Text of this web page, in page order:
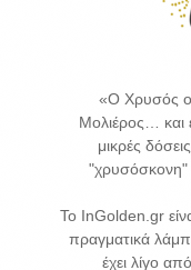
«Ο Χρυσός
Μολιέρος… και
μικρές
"χρυσόσκονη"
Το InGolden.gr
πραγματικά
έχει λίγο